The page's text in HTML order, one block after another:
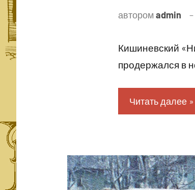
автором admin
Кишиневский
продержался в
Читать далее